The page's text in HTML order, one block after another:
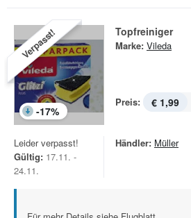
Verpasst!
-17%
Topfreiniger
Marke: Vileda
Preis: € 1,99
Leider verpasst!
Gültig: 17.11. -
24.11.
Händler: Müller